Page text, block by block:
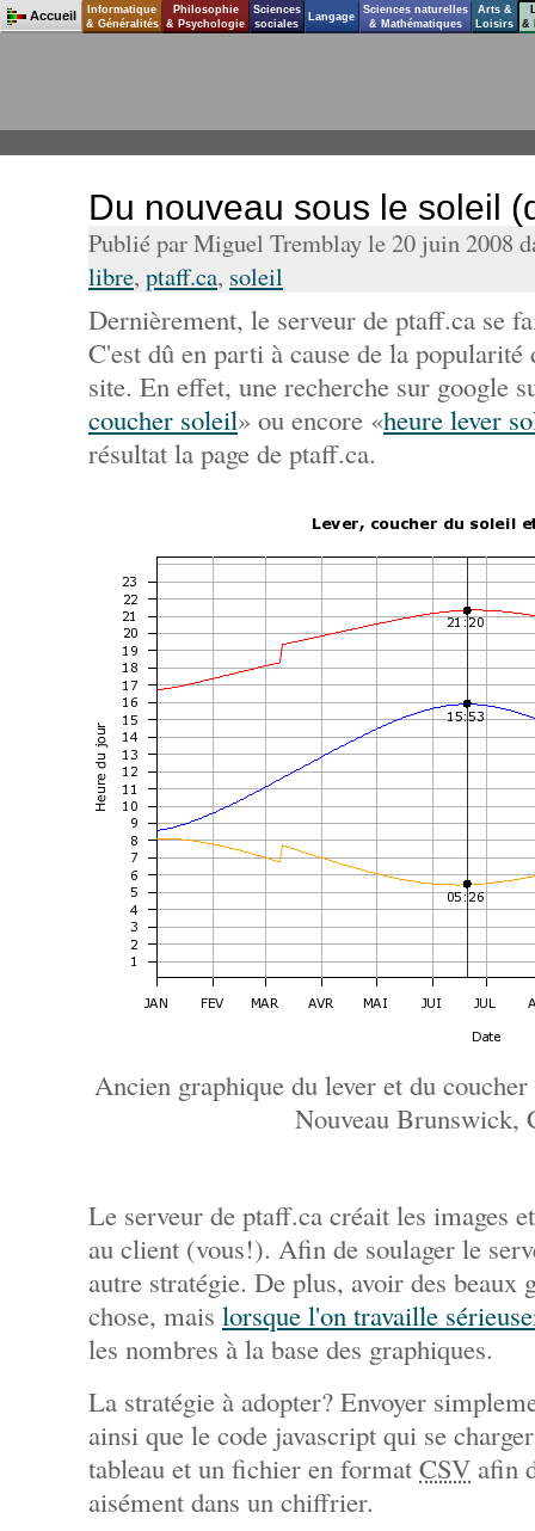
Du nouveau sous le soleil
Publié par Miguel Tremblay le 20 juin 2008
libre, ptaff.ca, soleil
Dernièrement, le serveur de ptaff.ca se
C'est dû en parti à cause de la
site. En effet, une recherche sur google
coucher soleil» ou encore «heure lever
résultat la page de ptaff.ca.
Ancien graphique du lever et du
Nouveau Brunswick,
Le serveur de ptaff.ca créait les images
au client (vous!). Afin de soulager le
autre stratégie. De plus, avoir des beaux
chose, mais lorsque l'on travaille
les nombres à la base des graphiques.
La stratégie à adopter? Envoyer
ainsi que le code javascript qui se
tableau et un fichier en format CSV afin
aisément dans un chiffrier.
Accueil
Informatique
& Généralités
Philosophie
& Psychologie
Sciences
sociales
Langage
Sciences naturelles
& Mathématiques
Arts &
Loisirs
&